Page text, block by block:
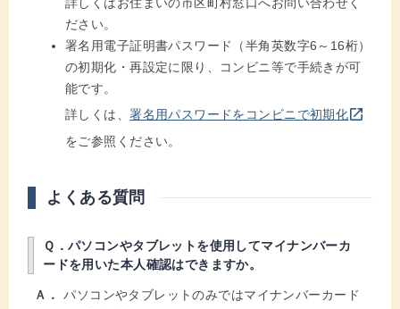
ださい。
署名用電子証明書パスワード（半角英数字6～16桁）
の初期化・再設定に限り、コンビニ等で手続きが可
能です。
詳しくは、署名用パスワードをコンビニで初期化open_in_new
をご参照ください。
よくある質問
Ｑ．パソコンやタブレットを使用してマイナンバーカ
ードを用いた本人確認はできますか。
Ａ．
パソコンやタブレットのみではマイナンバーカード